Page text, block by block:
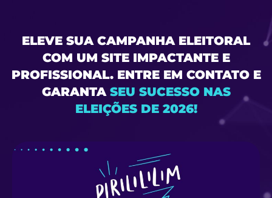
ELEVE SUA CAMPANHA ELEITORAL
COM UM SITE IMPACTANTE E
PROFISSIONAL. ENTRE EM CONTATO E
GARANTA SEU SUCESSO NAS
ELEIÇÕES DE 2026!